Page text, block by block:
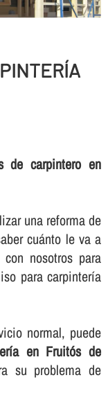
de carpintero en
una reforma de
cuánto le va a
nosotros para
para carpinterí­a
normal, puede
en Fruitós de
su problema de